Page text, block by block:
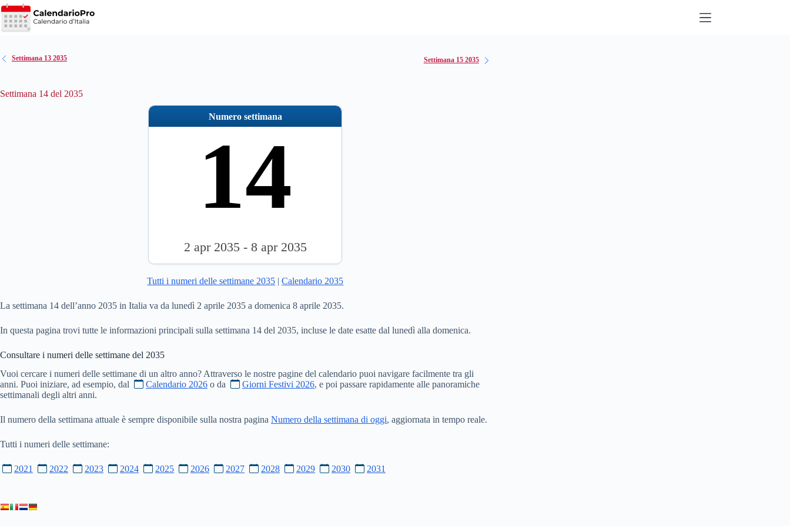
Salta
al
contenuto
Settimana 13 2035 Settimana 15 2035
Settimana 14 del 2035
Numero settimana
14
2 apr 2035 - 8 apr 2035
Tutti i numeri delle settimane 2035 |Calendario 2035
La settimana 14 dell’anno 2035 in Italia va da lunedì 2 aprile 2035 a domenica 8 aprile 2035.
In questa pagina trovi tutte le informazioni principali sulla settimana 14 del 2035, incluse le date esatte dal lunedì alla domenica.
Consultare i numeri delle settimane del 2035
Vuoi cercare i numeri delle settimane di un altro anno? Attraverso le nostre pagine del calendario puoi navigare facilmente tra gli
anni. Puoi iniziare, ad esempio, dal
Calendario 2026 o da Giorni Festivi 2026, e poi passare rapidamente alle panoramiche
settimanali degli altri anni.
Il numero della settimana attuale è sempre disponibile sulla nostra pagina Numero della settimana di oggi, aggiornata in tempo reale.
Tutti i numeri delle settimane:
2021 2022 2023 2024 2025 2026 2027 2028 2029 2030 2031